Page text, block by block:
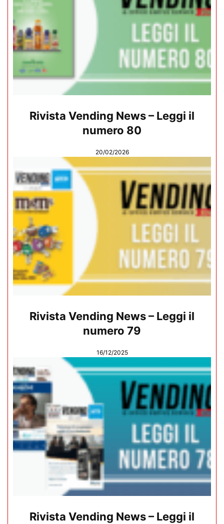
Rivista Vending News – Leggi il
numero 80
20/02/2026
Rivista Vending News – Leggi il
numero 79
16/12/2025
Rivista Vending News – Leggi il